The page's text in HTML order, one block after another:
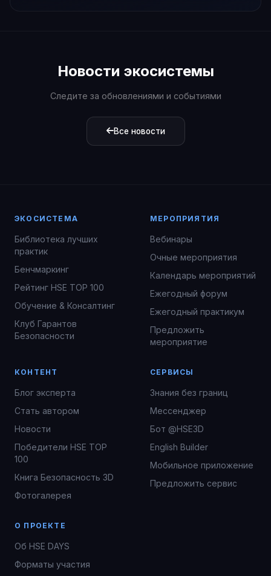
Новости экосистемы
Следите за обновлениями и событиями
Все новости
ЭКОСИСТЕМА
Библиотека лучших
практик
Бенчмаркинг
Рейтинг HSE TOP 100
Обучение & Консалтинг
Клуб Гарантов
Безопасности
МЕРОПРИЯТИЯ
Вебинары
Очные мероприятия
Календарь мероприятий
Ежегодный форум
Ежегодный практикум
Предложить
мероприятие
КОНТЕНТ
Блог эксперта
Стать автором
Новости
Победители HSE TOP
100
Книга Безопасность 3D
Фотогалерея
СЕРВИСЫ
Знания без границ
Мессенджер
Бот @HSE3D
English Builder
Мобильное приложение
Предложить сервис
О ПРОЕКТЕ
Об HSE DAYS
Форматы участия